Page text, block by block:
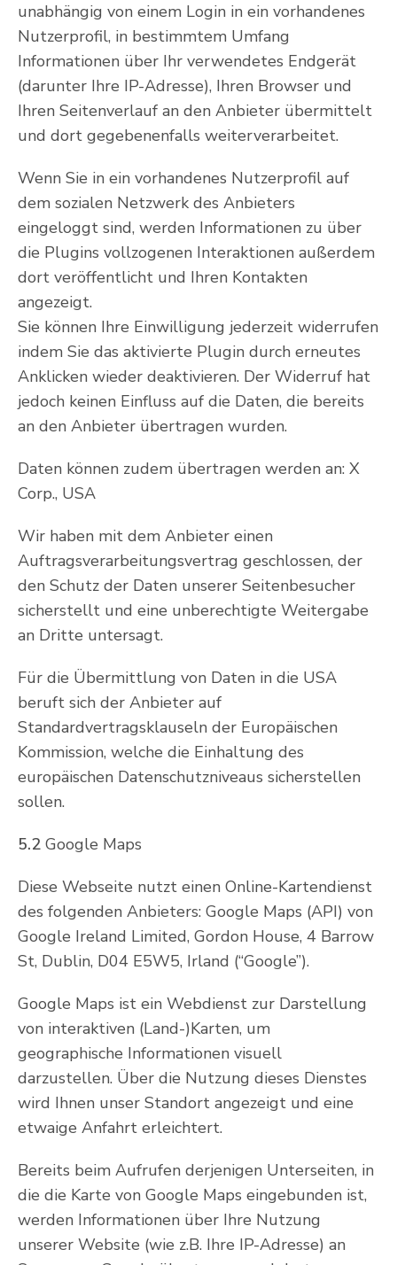
unabhängig von einem Login in ein vorhandenes
Nutzerprofil, in bestimmtem Umfang
Informationen über Ihr verwendetes Endgerät
(darunter Ihre IP-Adresse), Ihren Browser und
Ihren Seitenverlauf an den Anbieter übermittelt
und dort gegebenenfalls weiterverarbeitet.
Wenn Sie in ein vorhandenes Nutzerprofil auf
dem sozialen Netzwerk des Anbieters
eingeloggt sind, werden Informationen zu über
die Plugins vollzogenen Interaktionen außerdem
dort veröffentlicht und Ihren Kontakten
angezeigt.
Sie können Ihre Einwilligung jederzeit widerrufen
indem Sie das aktivierte Plugin durch erneutes
Anklicken wieder deaktivieren. Der Widerruf hat
jedoch keinen Einfluss auf die Daten, die bereits
an den Anbieter übertragen wurden.
Daten können zudem übertragen werden an: X
Corp., USA
Wir haben mit dem Anbieter einen
Auftragsverarbeitungsvertrag geschlossen, der
den Schutz der Daten unserer Seitenbesucher
sicherstellt und eine unberechtigte Weitergabe
an Dritte untersagt.
Für die Übermittlung von Daten in die USA
beruft sich der Anbieter auf
Standardvertragsklauseln der Europäischen
Kommission, welche die Einhaltung des
europäischen Datenschutzniveaus sicherstellen
sollen.
5.2Google Maps
Diese Webseite nutzt einen Online-Kartendienst
des folgenden Anbieters: Google Maps (API) von
Google Ireland Limited, Gordon House, 4 Barrow
St, Dublin, D04 E5W5, Irland (“Google”).
Google Maps ist ein Webdienst zur Darstellung
von interaktiven (Land-)Karten, um
geographische Informationen visuell
darzustellen. Über die Nutzung dieses Dienstes
wird Ihnen unser Standort angezeigt und eine
etwaige Anfahrt erleichtert.
Bereits beim Aufrufen derjenigen Unterseiten, in
die die Karte von Google Maps eingebunden ist,
werden Informationen über Ihre Nutzung
unserer Website (wie z.B. Ihre IP-Adresse) an